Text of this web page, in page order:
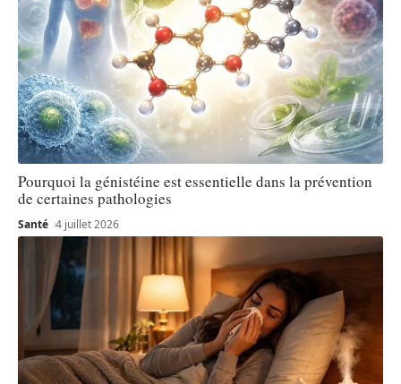
Pourquoi la génistéine est essentielle dans la prévention
de certaines pathologies
Santé 4 juillet 2026